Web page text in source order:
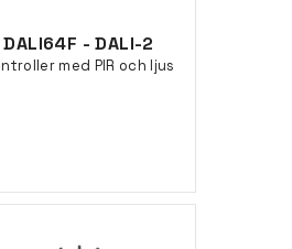
DALI64F - DALI-2
med PIR och ljus